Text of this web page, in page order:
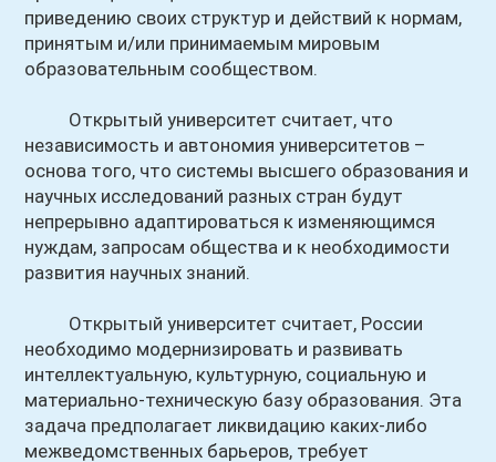
приведению своих структур и действий к нормам,
принятым и/или принимаемым мировым
образовательным сообществом.
Открытый университет считает, что
независимость и автономия университетов –
основа того, что системы высшего образования и
научных исследований разных стран будут
непрерывно адаптироваться к изменяющимся
нуждам, запросам общества и к необходимости
развития научных знаний.
Открытый университет считает, России
необходимо модернизировать и развивать
интеллектуальную, культурную, социальную и
материально-техническую базу образования. Эта
задача предполагает ликвидацию каких-либо
межведомственных барьеров, требует